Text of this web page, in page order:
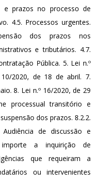
e prazos no processo de
4.5. Processos urgentes.
dos prazos nos
e tributários. 4.7.
Pública. 5. Lei n.º
2020, de 18 de abril. 7.
8. Lei n.º 16/2020, de 29
processual transitório e
dos prazos. 8.2.2.
Audiência de discussão e
a inquirição de
que requeiram a
ou intervenientes